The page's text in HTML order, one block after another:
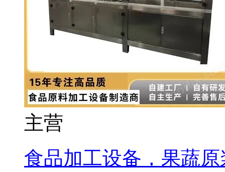
主营
食品加工设备，果蔬